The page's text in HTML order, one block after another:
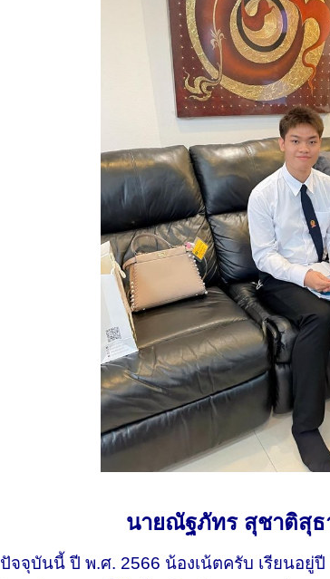
นายณัฐภัทร สุชาติสุธ
ปัจจุบันนี้ ปี พ.ศ. 2566 น้องเน้ตครับ เรียนอยู่